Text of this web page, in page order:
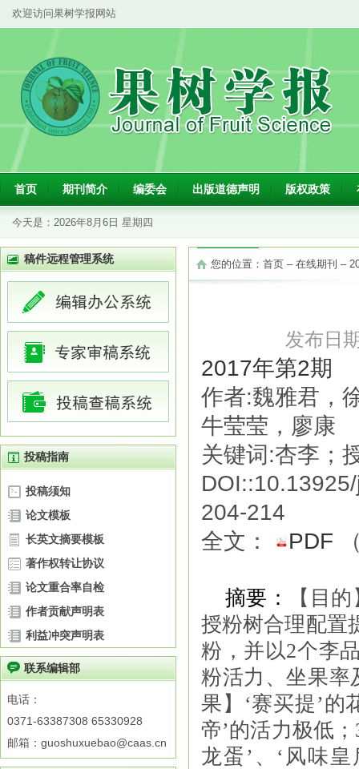
欢迎访问果树学报网站
首页 期刊简介 编委会 出版道德声明 版权政策
今天是： 2026年8月6日 星期四
稿件远程管理系统
投稿指南
投稿须知
论文模板
长英文摘要模板
著作权转让协议
论文重合率自检
作者贡献声明表
利益冲突声明表
联系编辑部
电话：
0371-63387308 65330928
邮箱：guoshuxuebao@caas.cn
您的位置： 首页 – 在线期刊 –
发布日
2017年第2期
作者:魏雅君，
牛莹莹，廖康
关键词:杏李；
204-214
全文：
PDF
摘要 ：
【目
授粉树合理配置
粉，并以2个李
粉活力、坐果率
果】 ‘赛买提’的
帝’的活力极低；
龙蛋 ’ 、 ‘ 风味皇